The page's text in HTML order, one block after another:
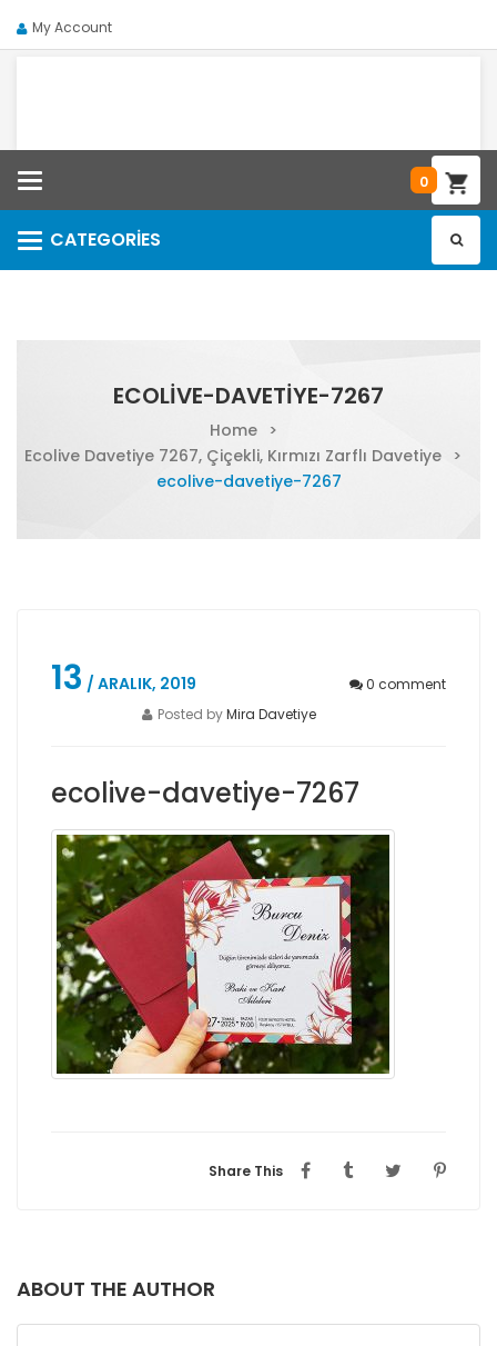
My Account
0
CATEGORIES
Categories
ECOLIVE-DAVETIYE-7267
Home
>
Ecolive Davetiye 7267, Çiçekli, Kırmızı Zarflı Davetiye >
ecolive-davetiye-7267
13 / ARALIK, 2019 0 comment
Posted byMira Davetiye
ecolive-davetiye-7267
Share This
ABOUT THE AUTHOR